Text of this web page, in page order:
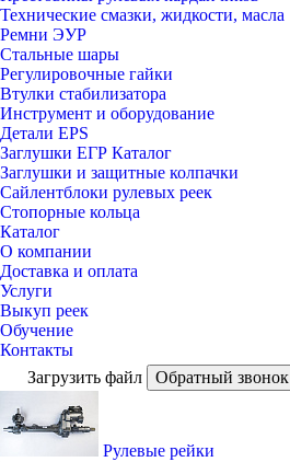
Технические смазки, жидкости, масла
Ремни ЭУР
Стальные шары
Регулировочные гайки
Втулки стабилизатора
Инструмент и оборудование
Детали EPS
Заглушки ЕГР Каталог
Заглушки и защитные колпачки
Сайлентблоки рулевых реек
Стопорные кольца
Каталог
О компании
Доставка и оплата
Услуги
Выкуп реек
Обучение
Контакты
Загрузить файл
Обратный звонок
Рулевые рейки